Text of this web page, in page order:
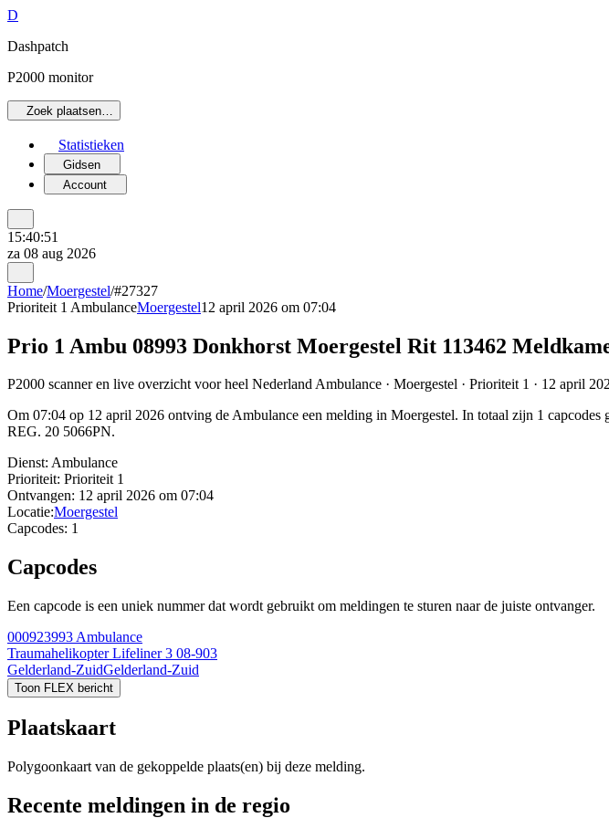
D
Dashpatch
P2000 monitor
Zoek plaatsen…
Statistieken
Gidsen
Account
15:40:51
za 08 aug 2026
Home/Moergestel/#27327
Prioriteit 1 AmbulanceMoergestel12 april 2026 om 07:04
Prio 1 Ambu 08993 Donkhorst Moergestel Rit 113462
P2000 scanner en live overzicht voor heel Nederland Ambulance · Moergestel · Prioriteit 1 · 12 april
Om 07:04 op 12 april 2026 ontving de Ambulance een melding in Moergestel. In totaal zijn 1
REG. 20 5066PN.
Dienst: Ambulance
Prioriteit: Prioriteit 1
Ontvangen: 12 april 2026 om 07:04
Locatie:Moergestel
Capcodes: 1
Capcodes
Een capcode is een uniek nummer dat wordt gebruikt om meldingen te sturen naar de juiste ontvanger.
000923993 Ambulance
Traumahelikopter Lifeliner 3 08-903
Gelderland-ZuidGelderland-Zuid
Toon FLEX bericht
Plaatskaart
Polygoonkaart van de gekoppelde plaats(en) bij deze melding.
Recente meldingen in de regio